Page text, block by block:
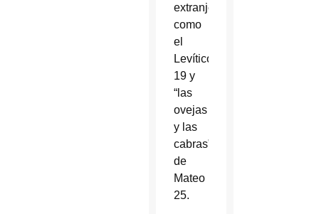
extranjero”,
como
el
Levítico
19 y
“las
ovejas
y las
cabras”
de
Mateo
25.